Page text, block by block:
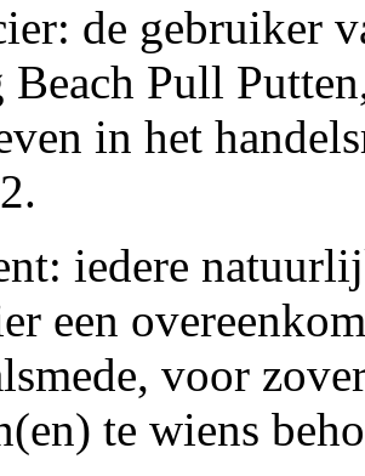
de gebruiker
Pull
in het
iedere
een
voor
te wiens